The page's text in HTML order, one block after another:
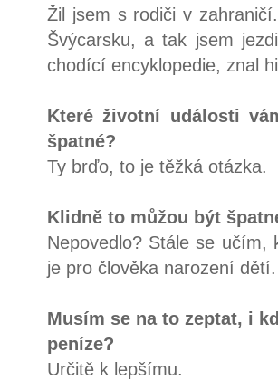
Žil jsem s rodiči v
Švýcarsku, a tak jsem
chodící encyklopedie, znal
Které životní události
špatné?
Ty brďo, to je těžká otázka.
Klidně to můžou být
Nepovedlo? Stále se učím,
je pro člověka narození dětí.
Musím se na to zeptat, i
peníze?
Určitě k lepšímu.